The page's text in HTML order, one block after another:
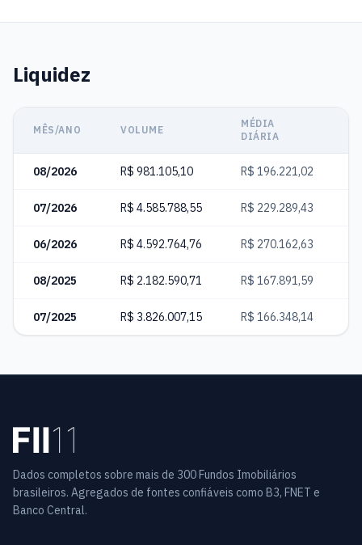
Liquidez
MÊS/ANO VOLUME
MÉDIA
DIÁRIA
08/2026 R$ 981.105,10 R$ 196.221,02
07/2026 R$ 4.585.788,55 R$ 229.289,43
06/2026 R$ 4.592.764,76 R$ 270.162,63
08/2025 R$ 2.182.590,71 R$ 167.891,59
07/2025 R$ 3.826.007,15 R$ 166.348,14
Dados completos sobre mais de 300 Fundos Imobiliários
brasileiros. Agregados de fontes confiáveis como B3, FNET e
Banco Central.